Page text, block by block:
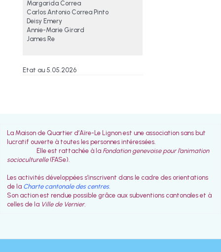
Margarida Correa
Carlos Antonio Correa Pinto
Deisy Emery
Annie-Marie Girard
James Re
Etat au 5.05.2026
La Maison de Quartier d’Aïre-Le Lignon est une association sans but
lucratif ouverte à toutes les personnes intéressées.
Elle est rattachée à la Fondation genevoise pour l’animation
socioculturelle(FASe).
Les activités développées s’inscrivent dans le cadre des orientations
de la Charte cantonale des centres.
Son action est rendue possible grâce aux subventions cantonales et à
celles de la Ville de Vernier.